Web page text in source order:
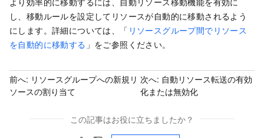
し、移動ルールを設定してリソースが自動的に移動されるよう
にします。詳細については、「 リソースグループ間でリソース
を自動的に移動する 」をご参照ください。
前へ: リソースグループへの新規リ
ソースの割り当て
次へ: 自動リソース転送の有効
化または無効化
この記事はお役に立ちましたか？